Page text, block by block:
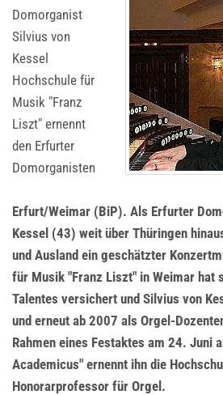
Domorganist
Silvius von
Kessel
Hochschule für
Musik "Franz
Liszt" ernennt
den Erfurter
Domorganisten
Erfurt/Weimar (BiP). Als Erfurter
Kessel (43) weit über Thüringen
und Ausland ein geschätzter
für Musik "Franz Liszt" in Weimar hat
Talentes versichert und Silvius von
und erneut ab 2007 als Orgel-
Rahmen eines Festaktes am 24. Juni
Academicus" ernennt ihn die
Honorarprofessor für Orgel.